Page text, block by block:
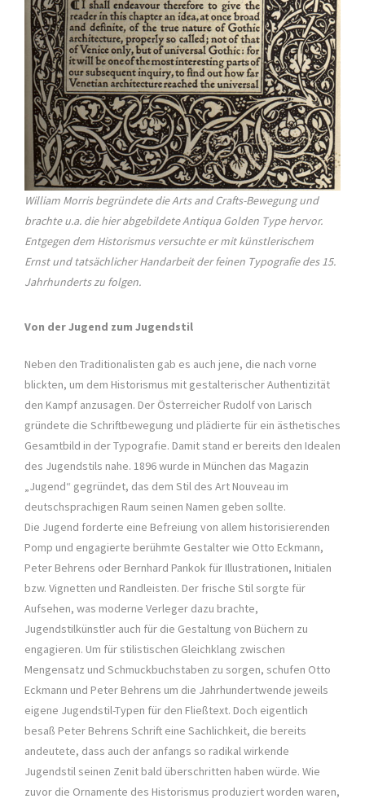
William Morris begründete die Arts and Crafts-Bewegung und
brachte u.a. die hier abgebildete Antiqua Golden Type hervor.
Entgegen dem Historismus versuchte er mit künstlerischem
Ernst und tatsächlicher Handarbeit der feinen Typografie des 15.
Jahrhunderts zu folgen.
Von der Jugend zum Jugendstil
Neben den Traditionalisten gab es auch jene, die nach vorne
blickten, um dem Historismus mit gestalterischer Authentizität
den Kampf anzusagen. Der Österreicher Rudolf von Larisch
gründete die Schriftbewegung und plädierte für ein ästhetisches
Gesamtbild in der Typografie. Damit stand er bereits den Idealen
des Jugendstils nahe. 1896 wurde in München das Magazin
„Jugend“ gegründet, das dem Stil des Art Nouveau im
deutschsprachigen Raum seinen Namen geben sollte.
Die Jugend forderte eine Befreiung von allem historisierenden
Pomp und engagierte berühmte Gestalter wie Otto Eckmann,
Peter Behrens oder Bernhard Pankok für Illustrationen, Initialen
bzw. Vignetten und Randleisten. Der frische Stil sorgte für
Aufsehen, was moderne Verleger dazu brachte,
Jugendstilkünstler auch für die Gestaltung von Büchern zu
engagieren. Um für stilistischen Gleichklang zwischen
Mengensatz und Schmuckbuchstaben zu sorgen, schufen Otto
Eckmann und Peter Behrens um die Jahrhundertwende jeweils
eigene Jugendstil-Typen für den Fließtext. Doch eigentlich
besaß Peter Behrens Schrift eine Sachlichkeit, die bereits
andeutete, dass auch der anfangs so radikal wirkende
Jugendstil seinen Zenit bald überschritten haben würde. Wie
zuvor die Ornamente des Historismus produziert worden waren,